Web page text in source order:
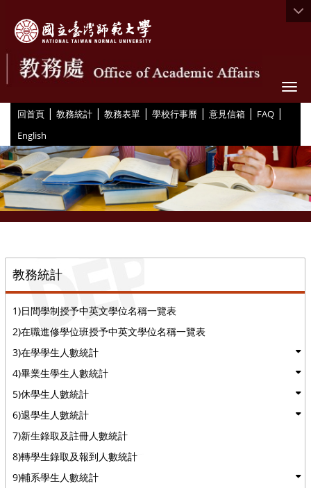
回首頁 | 教務統計 | 教務表單 | 學校行事曆 | 意見信箱 | FAQ |
English
教務統計
1)日間學制授予中英文學位名稱一覽表
2)在職進修學位班授予中英文學位名稱一覽表
3)在學學生人數統計
4)畢業生學生人數統計
5)休學生人數統計
6)退學生人數統計
7)新生錄取及註冊人數統計
8)轉學生錄取及報到人數統計
9)輔系學生人數統計